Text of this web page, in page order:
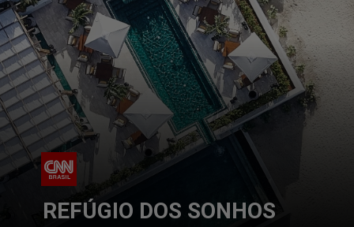
REFÚGIO DOS SONHOS